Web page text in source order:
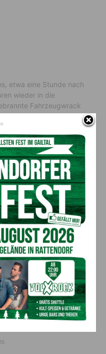
etwa eine Stunde nach
wieder in die
Fahrzeugwrack
von der
Nächster Artikel
20- jähriger bei
Schwendarbeiten verletzt
ging zu Ende: Anna
verstorben
Chorleitung:
in Gold für Herwig